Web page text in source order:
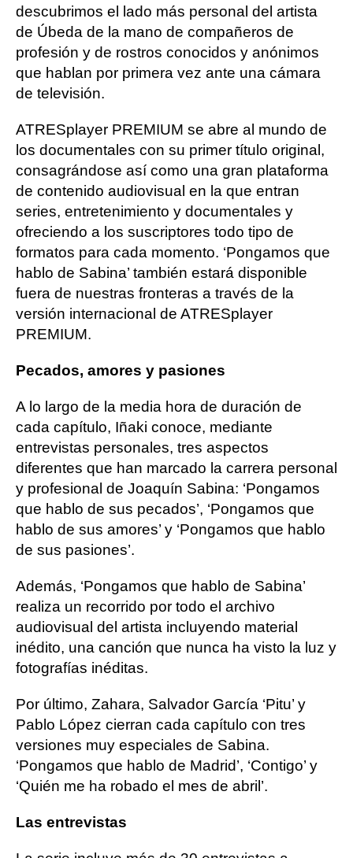
descubrimos el lado más personal del artista
de Úbeda de la mano de compañeros de
profesión y de rostros conocidos y anónimos
que hablan por primera vez ante una cámara
de televisión.
ATRESplayer PREMIUM se abre al mundo de
los documentales con su primer título original,
consagrándose así como una gran plataforma
de contenido audiovisual en la que entran
series, entretenimiento y documentales y
ofreciendo a los suscriptores todo tipo de
formatos para cada momento. ‘Pongamos que
hablo de Sabina’ también estará disponible
fuera de nuestras fronteras a través de la
versión internacional de ATRESplayer
PREMIUM.
Pecados, amores y pasiones
A lo largo de la media hora de duración de
cada capítulo, Iñaki conoce, mediante
entrevistas personales, tres aspectos
diferentes que han marcado la carrera personal
y profesional de Joaquín Sabina: ‘Pongamos
que hablo de sus pecados’, ‘Pongamos que
hablo de sus amores’ y ‘Pongamos que hablo
de sus pasiones’.
Además, ‘Pongamos que hablo de Sabina’
realiza un recorrido por todo el archivo
audiovisual del artista incluyendo material
inédito, una canción que nunca ha visto la luz y
fotografías inéditas.
Por último, Zahara, Salvador García ‘Pitu’ y
Pablo López cierran cada capítulo con tres
versiones muy especiales de Sabina.
‘Pongamos que hablo de Madrid’, ‘Contigo’ y
‘Quién me ha robado el mes de abril’.
Las entrevistas